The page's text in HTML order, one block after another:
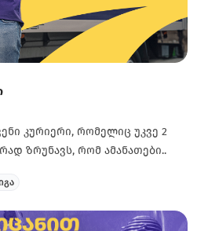
კურიერი, რომელიც უკვე 2
ზრუნავს, რომ ამანათები..